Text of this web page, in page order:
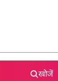
खोजें